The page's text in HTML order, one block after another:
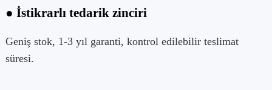
● İstikrarlı tedarik zinciri
Geniş stok, 1-3 yıl garanti, kontrol edilebilir teslimat
süresi.